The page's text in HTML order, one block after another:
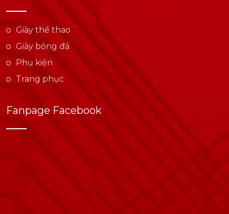
Giày thể thao
Giày bóng đá
Phụ kiện
Trang phục
Fanpage Facebook